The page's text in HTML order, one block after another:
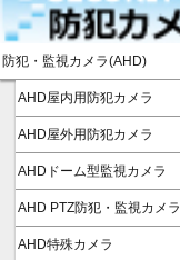
防犯・監視カメラ(AHD)
AHD屋内用防犯カメラ
AHD屋外用防犯カメラ
AHDドーム型監視カメラ
AHD PTZ防犯・監視カメラ
AHD特殊カメラ